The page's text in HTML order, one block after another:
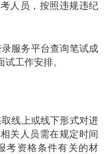
人员，按照违规违纪
服务平台查询笔试成
工作安排。
线上或线下形式对进
关人员需在规定时间
考资格条件有关的材